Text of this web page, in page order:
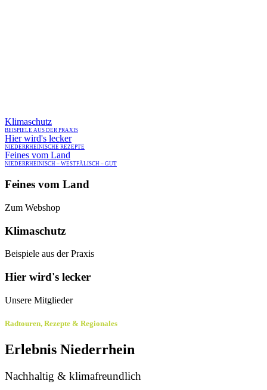
Klimaschutz
BEISPIELE AUS DER PRAXIS
Hier wird's lecker
NIEDERRHEINISCHE REZEPTE
Feines vom Land
NIEDERRHEINISCH – WESTFÄLISCH – GUT
Feines vom Land
Zum Webshop
Klimaschutz
Beispiele aus der Praxis
Hier wird's lecker
Unsere Mitglieder
Radtouren, Rezepte & Regionales
Erlebnis Niederrhein
Nachhaltig & klimafreundlich